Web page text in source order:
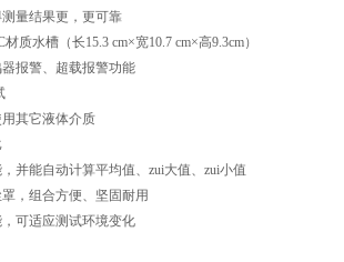
量结果更，更可靠
质水槽（长15.3 cm×宽10.7 cm×高9.3cm）
报警、超载报警功能
其它液体介质
并能自动计算平均值、zui大值、zui小值
，组合方便、坚固耐用
可适应测试环境变化